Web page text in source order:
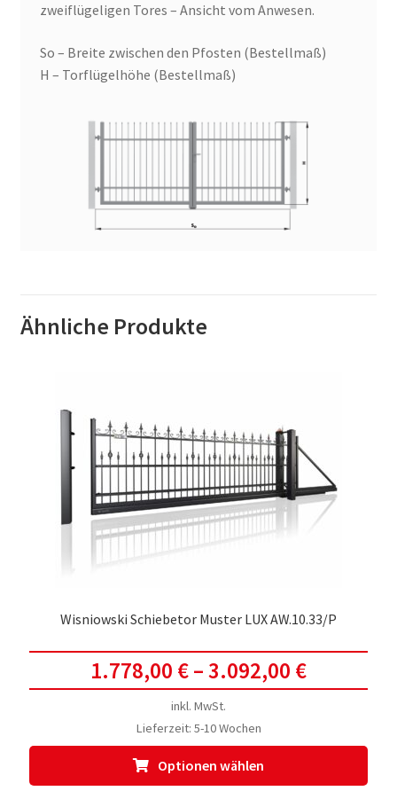
zweiflügeligen Tores – Ansicht vom Anwesen.
So – Breite zwischen den Pfosten (Bestellmaß)
H – Torflügelhöhe (Bestellmaß)
Ähnliche Produkte
Wisniowski Schiebetor Muster LUX AW.10.33/P
1.778,00 €–3.092,00 €
inkl. MwSt.
Lieferzeit: 5-10 Wochen
Optionen wählen